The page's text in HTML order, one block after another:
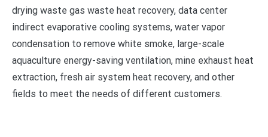
drying waste gas waste heat recovery, data center
indirect evaporative cooling systems, water vapor
condensation to remove white smoke, large-scale
aquaculture energy-saving ventilation, mine exhaust heat
extraction, fresh air system heat recovery, and other
fields to meet the needs of different customers.